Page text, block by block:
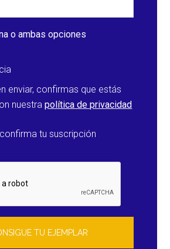
o ambas opciones
enviar, confirmas que estás
nuestrapolítica de privacidad
tu suscripción